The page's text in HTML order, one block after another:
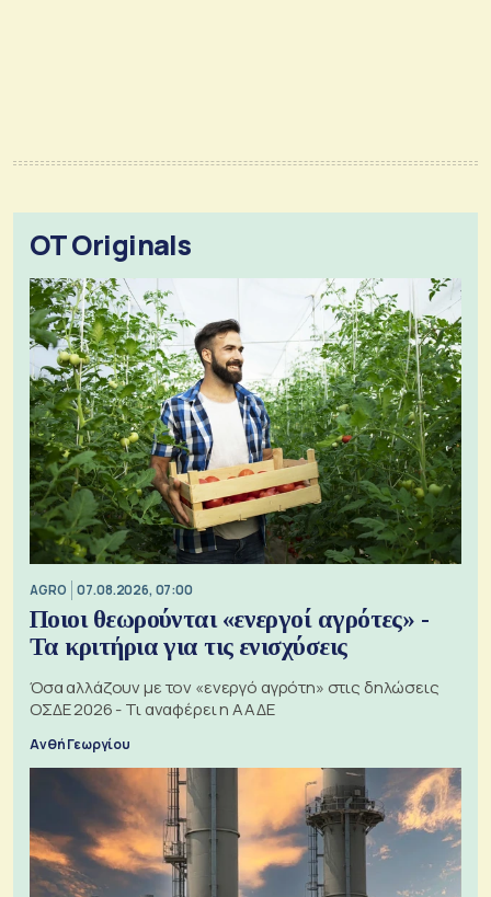
OT Originals
AGRO 07.08.2026, 07:00
Ποιοι θεωρούνται «ενεργοί αγρότες» -
Τα κριτήρια για τις ενισχύσεις
Όσα αλλάζουν με τον «ενεργό αγρότη» στις δηλώσεις
ΟΣΔΕ 2026 - Τι αναφέρει η ΑΑΔΕ
Ανθή Γεωργίου